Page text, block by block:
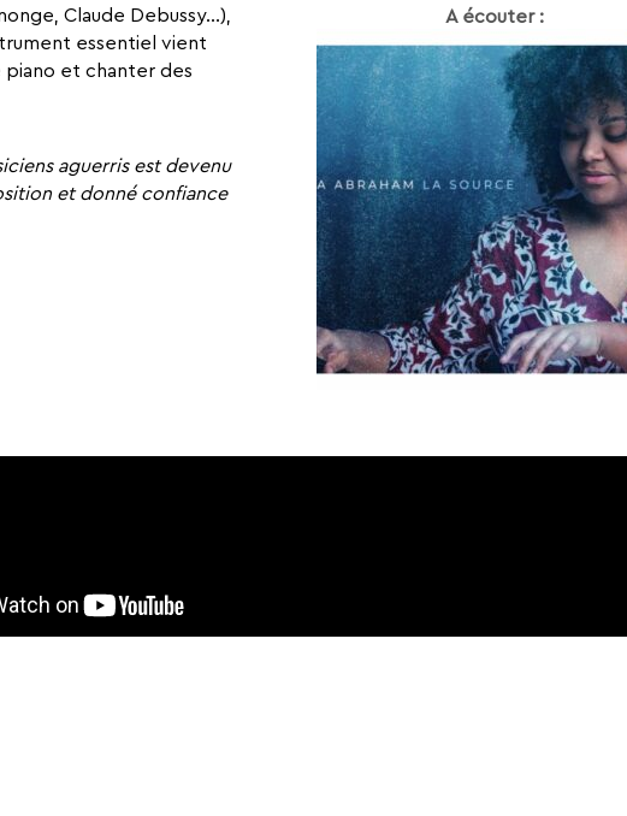
Claude Debussy…),
essentiel vient
piano et chanter des
aguerris est devenu
et donné confiance
A écouter :